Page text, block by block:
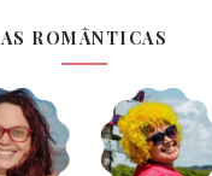
AS ROMÂNTICAS